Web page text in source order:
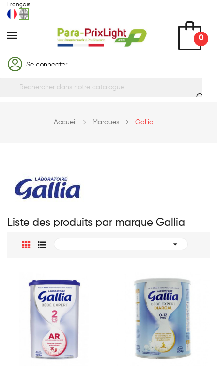
Français
0
Se connecter
Accueil Marques Gallia
Liste des produits par marque Gallia
